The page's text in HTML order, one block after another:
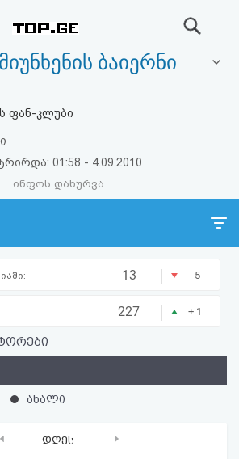
ბაიერნი
ფან-კლუბი
01:58 - 4.09.2010
ინფოს დახურვა
13 | - 5
227 | + 1
ახალი
დღეს
‹ ›